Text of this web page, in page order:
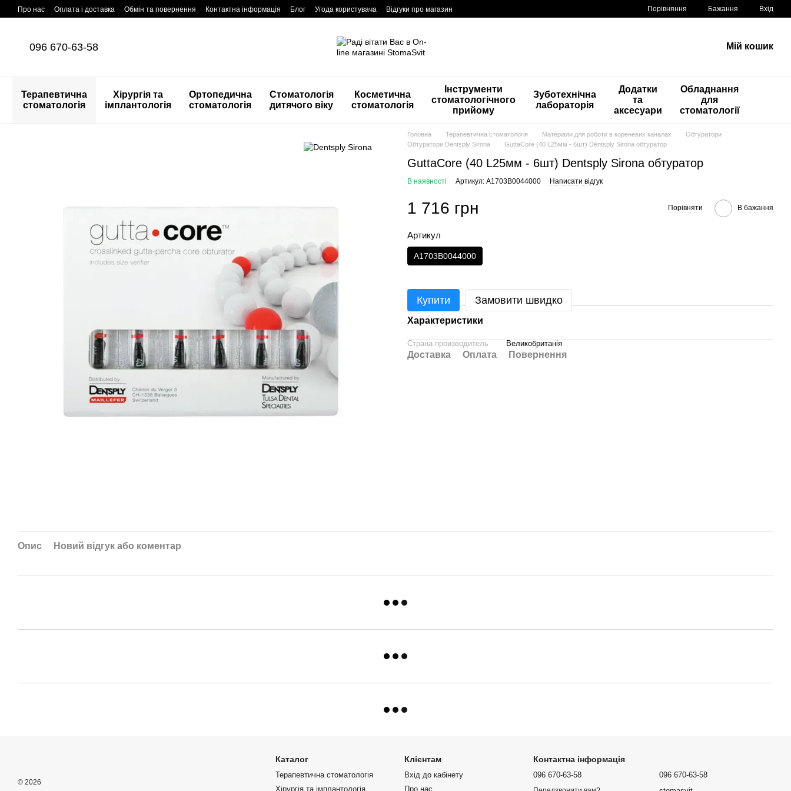
Перейти до основного контенту
Про нас Оплата і доставка Обмін та повернення Контактна інформація Блог Угода користувача Відгуки про магазин Порівняння Бажання Вхід
096 670-63-58 Мій кошик
Терапевтична
стоматологія
Хірургія та
імплантологія
Ортопедична
стоматологія
Стоматологія
дитячого віку
Косметична
стоматологія
Інструменти
стоматологічного
прийому
Зуботехнічна
лабораторія
Додатки
та
аксесуари
Обладнання
для
стоматології
Головна Терапевтична стоматологія Матеріали для роботи в кореневих каналах
Обтуратори
Обтуратори Dentsply Sirona
GuttaCore (40 L25мм - 6шт) Dentsply Sirona обтуратор
GuttaCore (40 L25мм - 6шт) Dentsply Sirona обтуратор
В наявності Артикул: A1703B0044000 Написати відгук
1 716 грн Порівняти В бажання
Артикул
A1703B0044000
Купити Замовити швидко
Характеристики
Страна производитель Великобританія
Доставка Оплата Повернення
Опис Новий відгук або коментар
© 2026
Каталог
Терапевтична стоматологія
Хірургія та імплантологія
Клієнтам
Вхід до кабінету
Про нас
Контактна інформація
096 670-63-58
096 670-63-58